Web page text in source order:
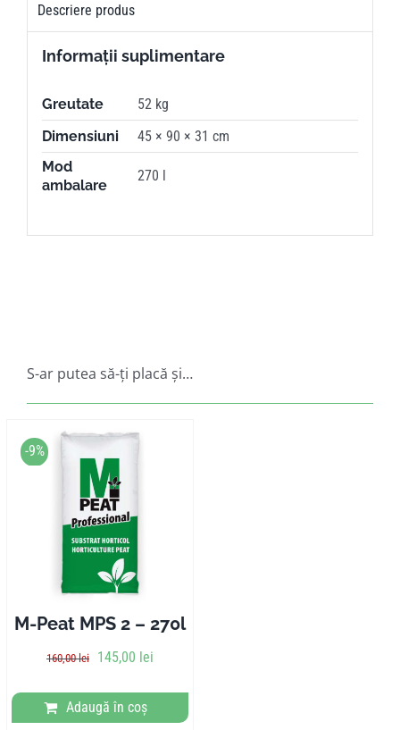
Descriere produs
Informații suplimentare
Greutate
52 kg
Dimensiuni
45 × 90 × 31 cm
Mod
ambalare
270 l
S-ar putea să-ți placă și…
-9%
M-Peat MPS 2 – 270l
160,00lei 145,00 lei
Adaugă în coș